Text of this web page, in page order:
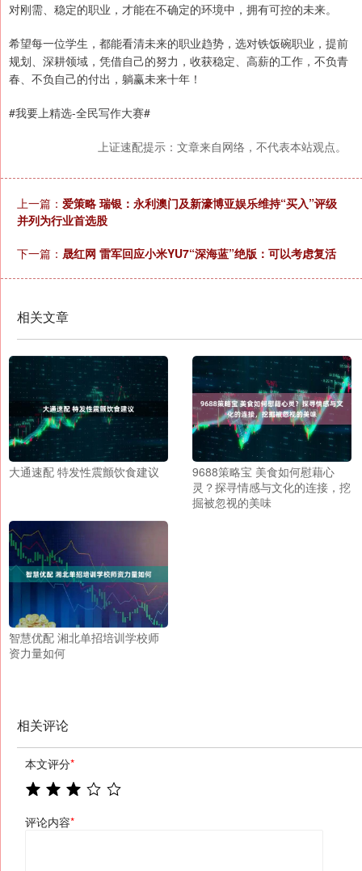
对刚需、稳定的职业，才能在不确定的环境中，拥有可控的未来。
希望每一位学生，都能看清未来的职业趋势，选对铁饭碗职业，提前
规划、深耕领域，凭借自己的努力，收获稳定、高薪的工作，不负青
春、不负自己的付出，躺赢未来十年！
#我要上精选-全民写作大赛#
上证速配提示：文章来自网络，不代表本站观点。
上一篇： 爱策略 瑞银：永利澳门及新濠博亚娱乐维持“买入”评级
并列为行业首选股
下一篇： 晟红网 雷军回应小米YU7“深海蓝”绝版：可以考虑复活
相关文章
大通速配 特发性震颤饮食建议
9688策略宝 美食如何慰藉心
灵？探寻情感与文化的连接，挖
掘被忽视的美味
智慧优配 湘北单招培训学校师
资力量如何
相关评论
本文评分*
评论内容*